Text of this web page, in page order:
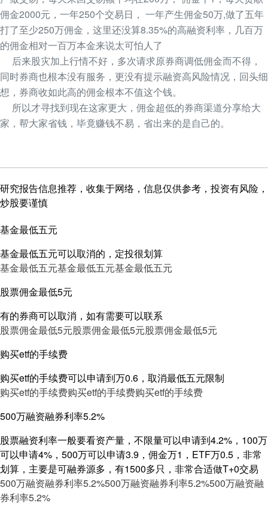
佣金2000元，一年250个交易日， 一年产生佣金50万,做了五年
打了至少250万佣金，这里还没算8.35%的高融资利率，几百万
的佣金相对一百万本金来说太可怕人了
后来股灾加上行情不好，多次请求原券商调低佣金而不得，
同时券商也根本没有服务，更没有提示融资高风险情况，回头细
想，券商收如此高的佣金根本不值这个钱。
所以才寻找到现在这家更大，佣金超低的券商渠道分享给大
家，帮大家省钱，毕竟赚钱不易，省出来的是自己的。
研究报告信息推荐，收集于网络，信息仅供参考，投资有风险，
炒股要谨慎
基金最低五元
基金最低五元可以取消的，定投很划算
基金最低五元基金最低五元基金最低五元
股票佣金最低5元
有的券商可以取消，如有需要可以联系
股票佣金最低5元股票佣金最低5元股票佣金最低5元
购买etf的手续费
购买etf的手续费可以申请到万0.6，取消最低五元限制
购买etf的手续费购买etf的手续费购买etf的手续费
500万融资融券利率5.2%
股票融资利率一般要看资产量，不限量可以申请到4.2%，100万
可以申请4%，500万可以申请3.9，佣金万1，ETF万0.5，非常
划算，主要是可融券源多，有1500多只，非常合适做T+0交易
500万融资融券利率5.2%500万融资融券利率5.2%500万融资融
券利率5.2%